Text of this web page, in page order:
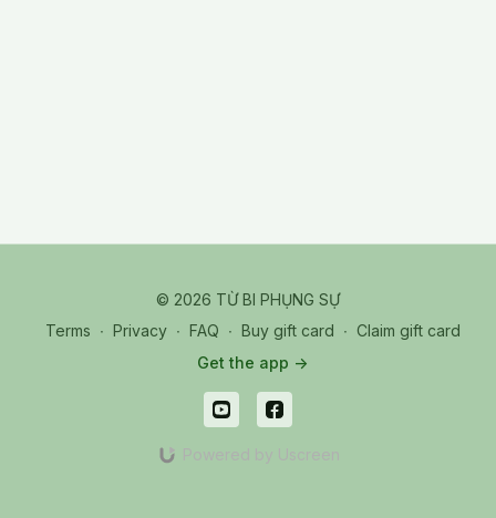
© 2026 TỪ BI PHỤNG SỰ
Terms ∙ Privacy ∙ FAQ ∙ Buy gift card ∙ Claim gift card
Get the app ->
Powered by Uscreen